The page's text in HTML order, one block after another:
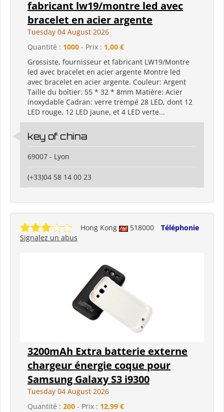
fabricant lw19/montre led avec
bracelet en acier argente
Tuesday 04 August 2026
Quantité : 1000 - Prix : 1,00 €
Grossiste, fournisseur et fabricant LW19/Montre
led avec bracelet en acier argente Montre led
avec bracelet en acier argente. Couleur: Argent
Taille du boîtier: 55 * 32 * 8mm Matière: Acier
inoxydable Cadran: verre trempé 28 LED, dont 12
LED rouge, 12 LED jaune, et 4 LED verte...
key of china
69007 - Lyon
(+33)04 58 14 00 23
Hong Kong 518000
Téléphonie
Signalez un abus
3200mAh Extra batterie externe
chargeur énergie coque pour
Samsung Galaxy S3 i9300
Tuesday 04 August 2026
Quantité : 200 - Prix : 12,99 €